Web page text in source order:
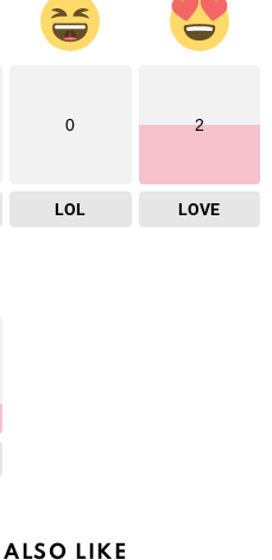
0
LOL
2
LOVE
LIKE